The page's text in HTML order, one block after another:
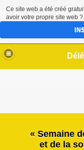
« Semaine
et de la
Ce site web a été créé
avoir votre propre site web ?